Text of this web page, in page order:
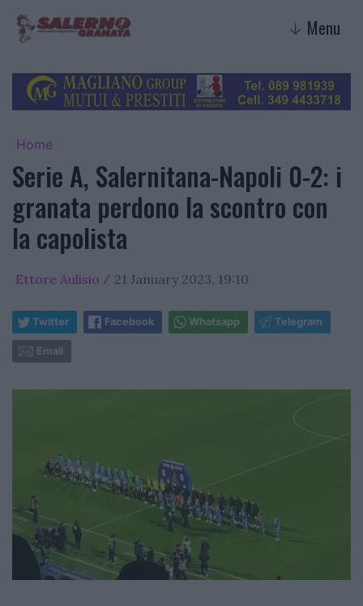
↓ Menu
Home
Serie A, Salernitana-Napoli 0-2: i
granata perdono la scontro con
la capolista
Ettore Aulisio / 21 January 2023, 19:10
Twitter Facebook Whatsapp Telegram
Email